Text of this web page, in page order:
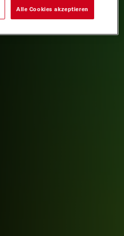
Alle Cookies akzeptieren